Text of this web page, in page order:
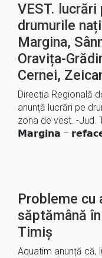
VEST.
drumurile
Margina,
Oravița-
Cernei,
Direcția Regională
anunță lucrări pe
zona de vest. -
𝗠𝗮𝗿𝗴𝗶𝗻𝗮 –
Probleme cu
săptămână
Timiș
Aquatim anunță că,